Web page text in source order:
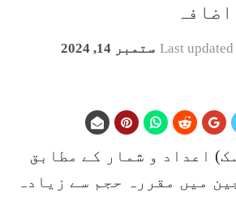
Last updated ستمبر 14, 2024
اعداد و شمار کے مطابق
میں مقررہ حجم سے زیادہ